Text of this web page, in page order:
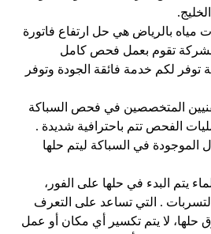
بالرياض هي حل ارتفاع فاتورة
الشركة تقوم بعمل فحص كامل
لكم خدمة فائقة الجودة وتوفر
المتخصصين في فحص السباكة
الفحص تتم باحترافية شديدة .
الموجودة في السباكة ليتم حلها
يتم البدء في حلها على الفور،
. التي تساعد على التعرف
لا يتم تكسير أي مكان أو عمل